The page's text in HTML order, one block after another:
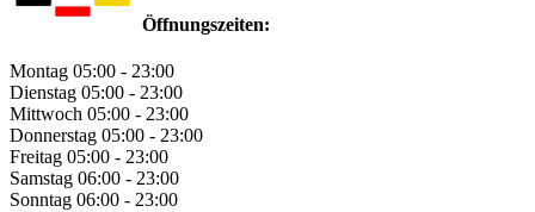
Öffnungszeiten:
Montag 05:00 - 23:00
Dienstag 05:00 - 23:00
Mittwoch 05:00 - 23:00
Donnerstag 05:00 - 23:00
Freitag 05:00 - 23:00
Samstag 06:00 - 23:00
Sonntag 06:00 - 23:00